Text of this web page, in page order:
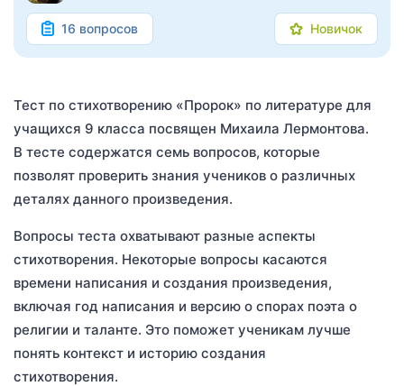
16 вопросов Новичок
Тест по стихотворению «Пророк» по литературе для
учащихся 9 класса посвящен Михаила Лермонтова.
В тесте содержатся семь вопросов, которые
позволят проверить знания учеников о различных
деталях данного произведения.
Вопросы теста охватывают разные аспекты
стихотворения. Некоторые вопросы касаются
времени написания и создания произведения,
включая год написания и версию о спорах поэта о
религии и таланте. Это поможет ученикам лучше
понять контекст и историю создания
стихотворения.